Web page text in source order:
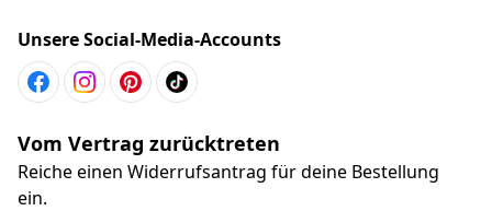
Unsere Social-Media-Accounts
Vom Vertrag zurücktreten
Reiche einen Widerrufsantrag für deine Bestellung
ein.